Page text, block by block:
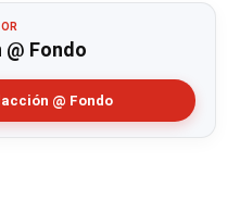
@ Fondo
@ Fondo